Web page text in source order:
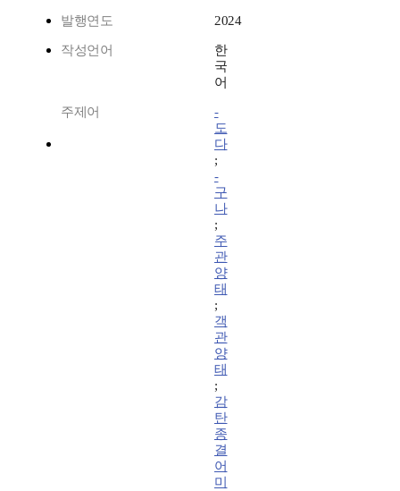
발행연도 2024
작성언어
한
국
어
주제어
-
도
다
;
-
구
나
;
주
관
양
태
;
객
관
양
태
;
감
탄
종
결
어
미